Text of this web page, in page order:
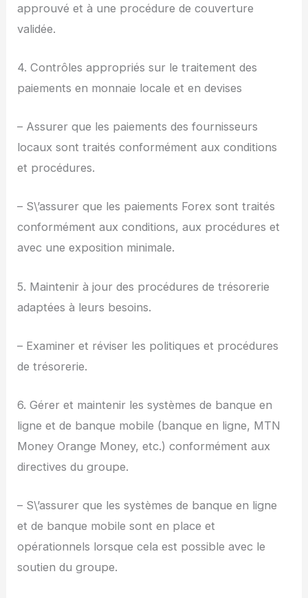
approuvé et à une procédure de couverture
validée.
4. Contrôles appropriés sur le traitement des
paiements en monnaie locale et en devises
– Assurer que les paiements des fournisseurs
locaux sont traités conformément aux conditions
et procédures.
– S\’assurer que les paiements Forex sont traités
conformément aux conditions, aux procédures et
avec une exposition minimale.
5. Maintenir à jour des procédures de trésorerie
adaptées à leurs besoins.
– Examiner et réviser les politiques et procédures
de trésorerie.
6. Gérer et maintenir les systèmes de banque en
ligne et de banque mobile (banque en ligne, MTN
Money Orange Money, etc.) conformément aux
directives du groupe.
– S\’assurer que les systèmes de banque en ligne
et de banque mobile sont en place et
opérationnels lorsque cela est possible avec le
soutien du groupe.